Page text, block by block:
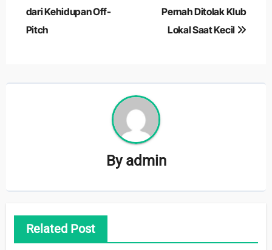
dari Kehidupan Off-
Pitch
Pernah Ditolak Klub
Lokal Saat Kecil
By admin
Related Post